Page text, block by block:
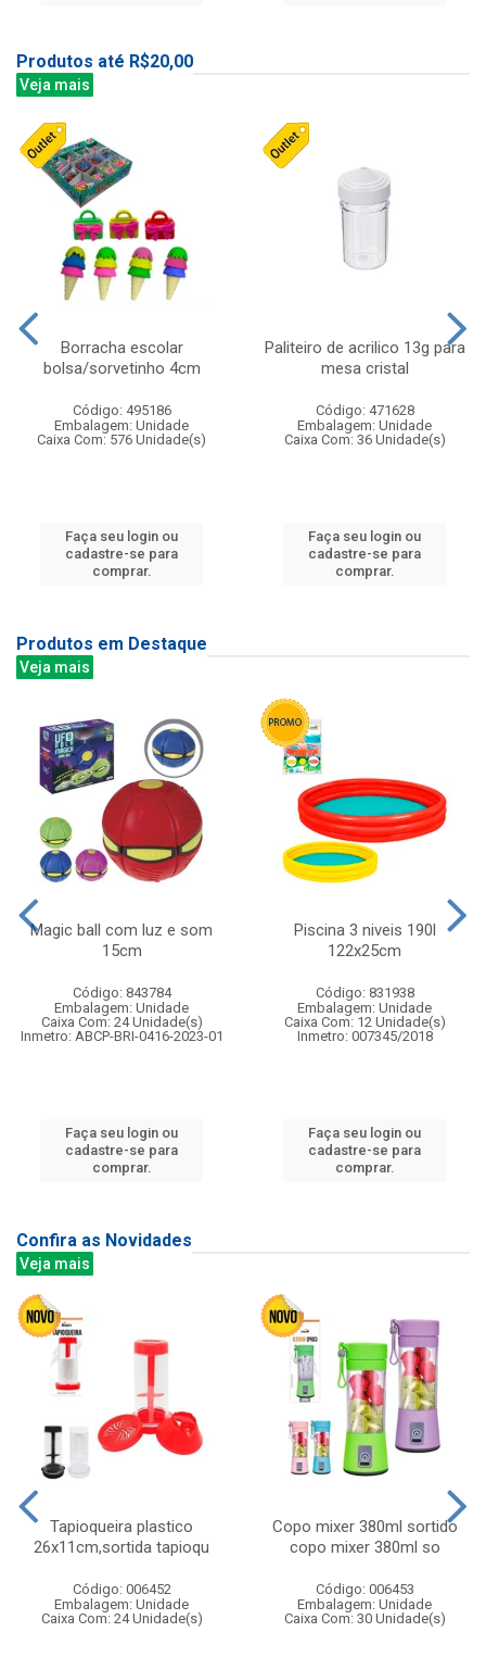
Produtos até R$20,00
Veja mais
Borracha escolar
bolsa/sorvetinho 4cm
Código: 495186
Embalagem: Unidade
Caixa Com: 576 Unidade(s)
Faça seu login ou
cadastre-se para
comprar.
Paliteiro de acrilico 13g para
mesa cristal
Código: 471628
Embalagem: Unidade
Caixa Com: 36 Unidade(s)
Faça seu login ou
cadastre-se para
comprar.
Produtos em Destaque
Veja mais
Magic ball com luz e som
15cm
Código: 843784
Embalagem: Unidade
Caixa Com: 24 Unidade(s)
Inmetro: ABCP-BRI-0416-2023-01
Faça seu login ou
cadastre-se para
comprar.
Piscina 3 niveis 190l
122x25cm
Código: 831938
Embalagem: Unidade
Caixa Com: 12 Unidade(s)
Inmetro: 007345/2018
Faça seu login ou
cadastre-se para
comprar.
Confira as Novidades
Veja mais
Tapioqueira plastico
26x11cm,sortida tapioqu
Código: 006452
Embalagem: Unidade
Caixa Com: 24 Unidade(s)
Copo mixer 380ml sortido
copo mixer 380ml so
Código: 006453
Embalagem: Unidade
Caixa Com: 30 Unidade(s)